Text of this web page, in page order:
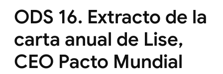
ODS 16. Extracto de la
carta anual de Lise,
CEO Pacto Mundial